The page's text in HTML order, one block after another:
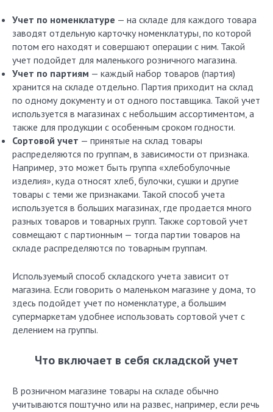
Учет по номенклатуре — на складе для каждого товара
заводят отдельную карточку номенклатуры, по которой
потом его находят и совершают операции с ним. Такой
учет подойдет для маленького розничного магазина.
Учет по партиям — каждый набор товаров (партия)
хранится на складе отдельно. Партия приходит на склад
по одному документу и от одного поставщика. Такой учет
используется в магазинах с небольшим ассортиментом, а
также для продукции с особенным сроком годности.
Сортовой учет — принятые на склад товары
распределяются по группам, в зависимости от признака.
Например, это может быть группа «хлебобулочные
изделия», куда относят хлеб, булочки, сушки и другие
товары с теми же признаками. Такой способ учета
используется в больших магазинах, где продается много
разных товаров и товарных групп. Также сортовой учет
совмещают с партионным — тогда партии товаров на
складе распределяются по товарным группам.
Используемый способ складского учета зависит от
магазина. Если говорить о маленьком магазине у дома, то
здесь подойдет учет по номенклатуре, а большим
супермаркетам удобнее использовать сортовой учет с
делением на группы.
Что включает в себя складской учет
В розничном магазине товары на складе обычно
учитываются поштучно или на развес, например, если речь